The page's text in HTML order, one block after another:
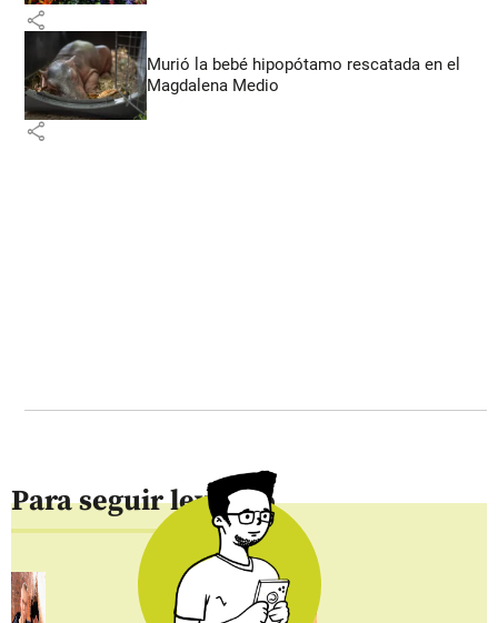
share
Murió la bebé hipopótamo rescatada en el
Magdalena Medio
share
Para seguir leyendo